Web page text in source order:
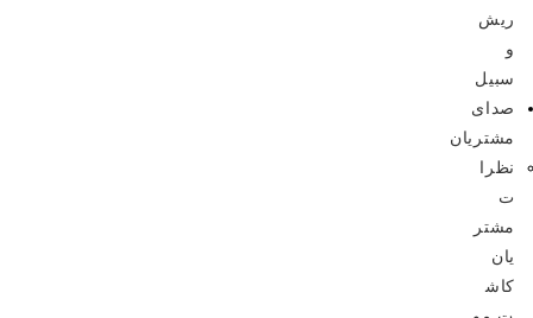
ریش
و
سبیل
صدای
مشتریان
نظرا
ت
مشتر
یان
کاش